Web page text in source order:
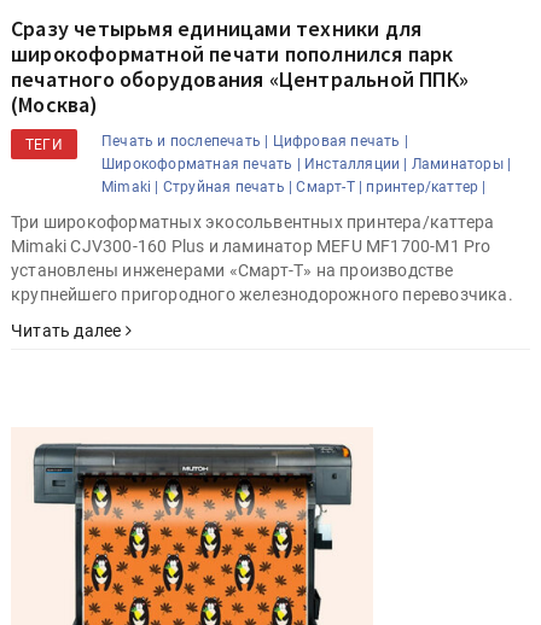
Сразу четырьмя единицами техники для
широкоформатной печати пополнился парк
печатного оборудования «Центральной ППК»
(Москва)
ТЕГИ Печать и послепечать | Цифровая печать |
Широкоформатная печать | Инсталляции | Ламинаторы |
Mimaki | Струйная печать | Смарт-Т | принтер/каттер |
Три широкоформатных экосольвентных принтера/каттера
Mimaki СJV300-160 Plus и ламинатор MEFU MF1700-M1 Pro
установлены инженерами «Смарт-Т» на производстве
крупнейшего пригородного железнодорожного перевозчика.
Читать далее